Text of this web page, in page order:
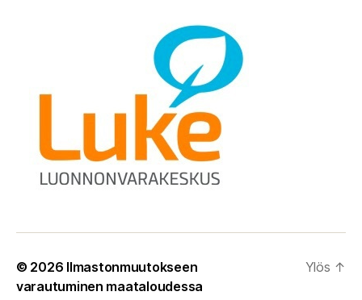
© 2026 Ilmastonmuutokseen
varautuminen maataloudessa
Ylös ↑